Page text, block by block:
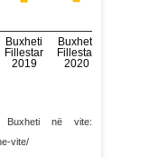
Buxheti në vite:
vite/